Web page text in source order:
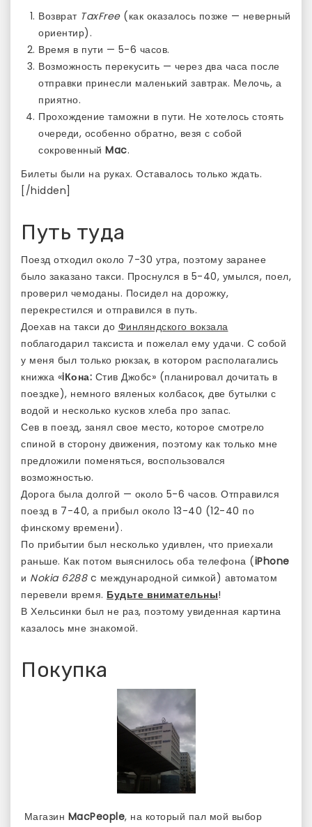
Возврат TaxFree(как оказалось позже — неверный
ориентир).
Время в пути — 5-6 часов.
Возможность перекусить — через два часа после
отправки принесли маленький завтрак. Мелочь, а
приятно.
Прохождение таможни в пути. Не хотелось стоять
очереди, особенно обратно, везя с собой
сокровенный Mac.
Билеты были на руках. Оставалось только ждать.
[/hidden]
Путь туда
Поезд отходил около 7-30 утра, поэтому заранее
было заказано такси. Проснулся в 5-40, умылся, поел,
проверил чемоданы. Посидел на дорожку,
перекрестился и отправился в путь.
Доехав на такси до Финляндского вокзала
поблагодарил таксиста и пожелал ему удачи. С собой
у меня был только рюкзак, в котором располагались
книжка «iКона: Стив Джобс» (планировал дочитать в
поездке), немного вяленых колбасок, две бутылки с
водой и несколько кусков хлеба про запас.
Сев в поезд, занял свое место, которое смотрело
спиной в сторону движения, поэтому как только мне
предложили поменяться, воспользовался
возможностью.
Дорога была долгой — около 5-6 часов. Отправился
поезд в 7-40, а прибыл около 13-40 (12-40 по
финскому времени).
По прибытии был несколько удивлен, что приехали
раньше. Как потом выяснилось оба телефона (iPhone
и Nokia 6288c международной симкой) автоматом
перевели время. Будьте внимательны!
В Хельсинки был не раз, поэтому увиденная картина
казалось мне знакомой.
Покупка
Магазин MacPeople, на который пал мой выбор